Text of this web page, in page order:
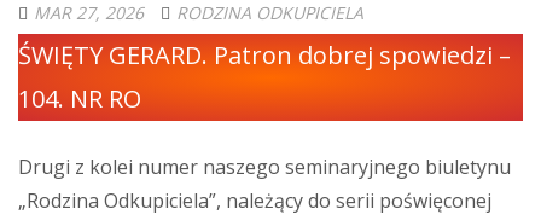
MAR 27, 2026 RODZINA ODKUPICIELA
ŚWIĘTY GERARD. Patron dobrej spowiedzi –
104. NR RO
Drugi z kolei numer naszego seminaryjnego biuletynu
„Rodzina Odkupiciela”, należący do serii poświęconej